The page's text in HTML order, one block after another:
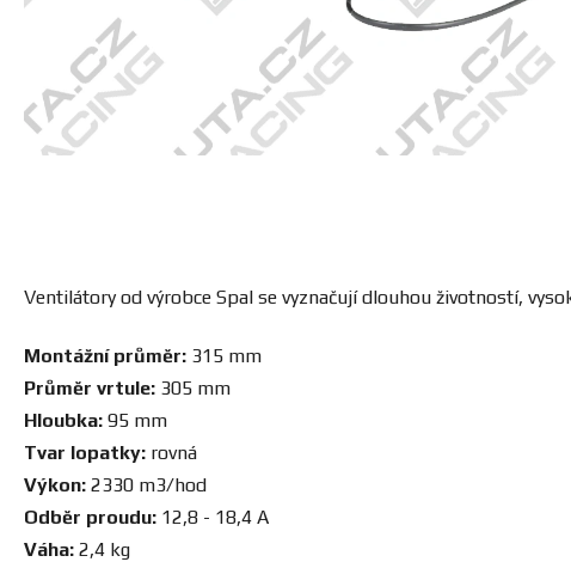
Ventilátory od výrobce Spal se vyznačují dlouhou životností,
Montážní průměr: 315 mm
Průměr vrtule: 305 mm
Hloubka: 95 mm
Tvar lopatky: rovná
Výkon: 2330 m3/hod
Odběr proudu: 12,8 - 18,4 A
Váha: 2,4 kg